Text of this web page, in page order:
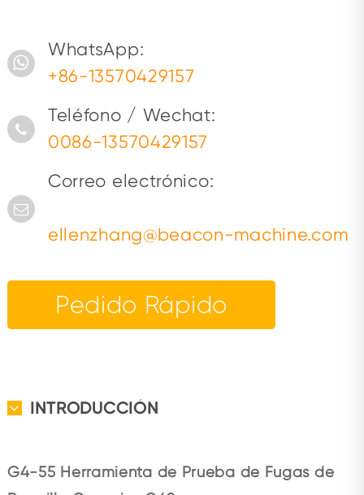
WhatsApp:
+86-13570429157
Teléfono / Wechat:
0086-13570429157
Correo electrónico:
ellenzhang@beacon-machine.com
Pedido Rápido
INTRODUCCIÓN
G4-55 Herramienta de Prueba de Fugas de